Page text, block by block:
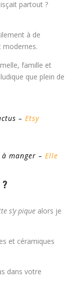
partout ?
à de
famille et
que plein de
– Etsy
manger – Elle
s’y pique alors je
et céramiques
dans votre